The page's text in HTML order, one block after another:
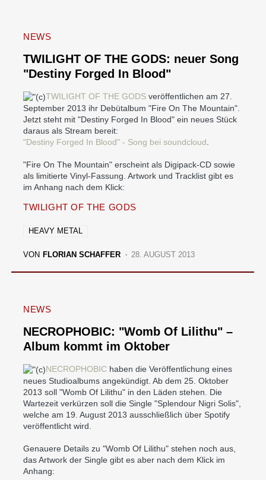
NEWS
TWILIGHT OF THE GODS: neuer Song
"Destiny Forged In Blood"
TWILIGHT OF THE GODS veröffentlichen am 27.
September 2013 ihr Debütalbum "Fire On The Mountain".
Jetzt steht mit "Destiny Forged In Blood" ein neues Stück
daraus als Stream bereit:
"Destiny Forged In Blood" - Song bei soundcloud
"Fire On The Mountain" erscheint als Digipack-CD sowie
als limitierte Vinyl-Fassung. Artwork und Tracklist gibt es
im Anhang nach dem Klick:
TWILIGHT OF THE GODS
HEAVY METAL
VON FLORIAN SCHAFFER 28. AUGUST 2013
NEWS
NECROPHOBIC: "Womb Of Lilithu" –
Album kommt im Oktober
NECROPHOBIC haben die Veröffentlichung eines
neues Studioalbums angekündigt. Ab dem 25. Oktober
2013 soll "Womb Of Lilithu" in den Läden stehen. Die
Wartezeit verkürzen soll die Single "Splendour Nigri Solis",
welche am 19. August 2013 ausschließlich über Spotify
veröffentlicht wird.
Genauere Details zu "Womb Of Lilithu" stehen noch aus,
das Artwork der Single gibt es aber nach dem Klick im
Anhang: